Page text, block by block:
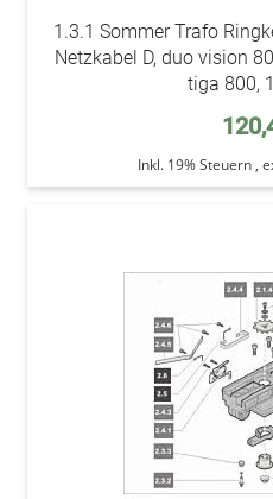
1.3.1 Sommer Trafo
Netzkabel D, duo vision
tiga 800,
Inkl. 19% Steuern ,